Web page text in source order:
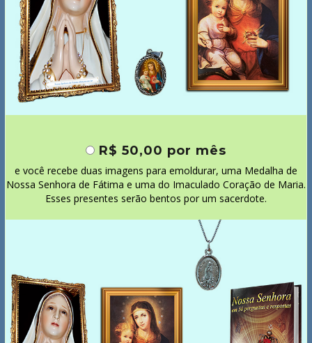
R$ 50,00 por mês
e você recebe duas imagens para emoldurar, uma Medalha de
Nossa Senhora de Fátima e uma do Imaculado Coração de Maria.
Esses presentes serão bentos por um sacerdote.